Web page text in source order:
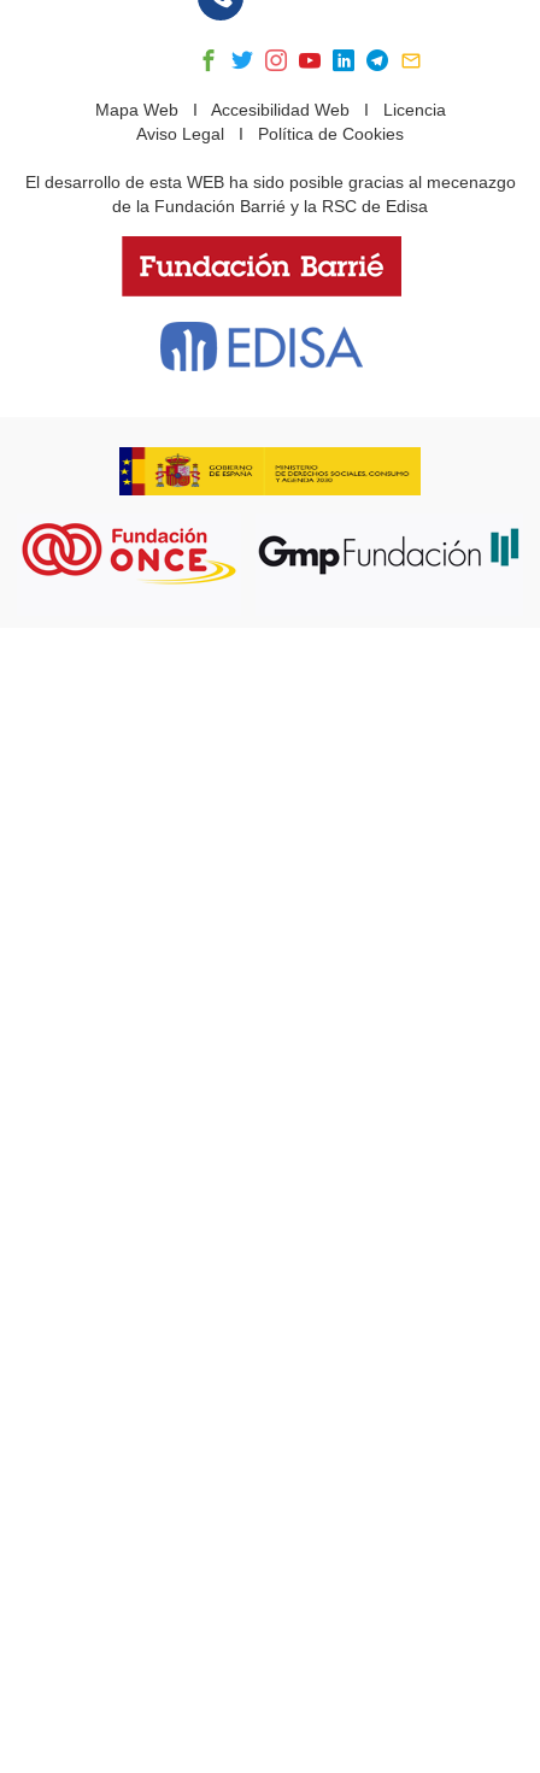
Mapa WebI Accesibilidad WebI Licencia
Aviso Legal I Política de Cookies
El desarrollo de esta WEB ha sido posible gracias al mecenazgo
de la Fundación Barrié y la RSC de Edisa